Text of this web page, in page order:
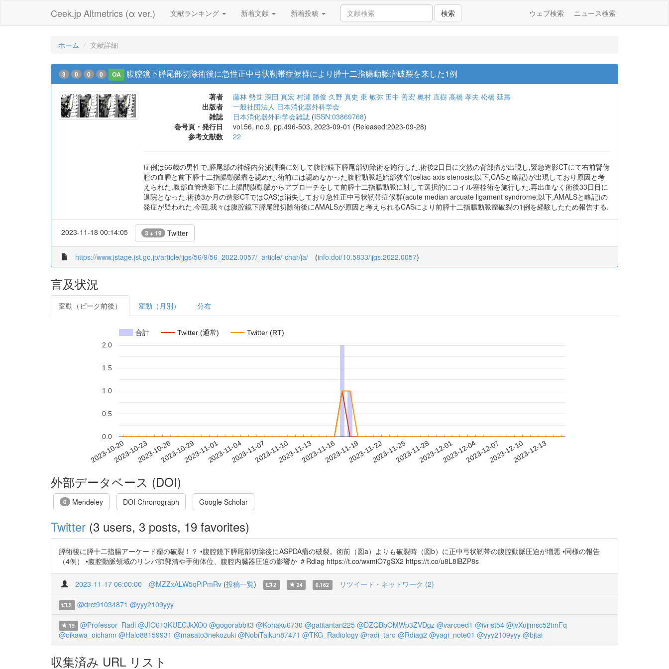
Ceek.jp Altmetrics (α ver.) 文献ランキング 新着文献 新着投稿 検索 ウェブ検索 ニュース検索
ホーム 文献詳細
3 0 0 0 OA 腹腔鏡下膵尾部切除術後に急性正中弓状靭帯症候群により膵十二指腸動脈瘤破裂を来した1例
著者 藤林 勢世 深田 真宏 村瀬 勝俊 久野 真史 東 敏弥 田中 善宏 奥村 直樹 高橋 孝夫 松橋 延壽
出版者
一般社団法人 日本消化器外科学会
雑誌
日本消化器外科学会雑誌 (ISSN:03869768)
巻号頁・発行日
vol.56, no.9, pp.496-503, 2023-09-01 (Released:2023-09-28)
参考文献数
22
症例は66歳の男性で,膵尾部の神経内分泌腫瘍に対して腹腔鏡下膵尾部切除術を施行した.術後2日目に突然の背部痛が出現し,緊急造影CTにて右前腎傍
腔の血腫と前下膵十二指腸動脈瘤を認めた.術前には認めなかった腹腔動脈起始部狭窄(celiac axis stenosis;以下,CASと略記)が出現しており原因と考
えられた.腹部血管造影下に上腸間膜動脈からアプローチをして前膵十二指腸動脈に対して選択的にコイル塞栓術を施行した.再出血なく術後33日目に
退院となった.術後3か月の造影CTではCASは消失しており急性正中弓状靭帯症候群(acute median arcuate ligament syndrome;以下,AMALSと略記)の
発症が疑われた.今回,我々は腹腔鏡下膵尾部切除術後にAMALSが原因と考えられるCASにより前膵十二指腸動脈瘤破裂の1例を経験したため報告する.
2023-11-18 00:14:05 3 + 19 Twitter
https://www.jstage.jst.go.jp/article/jjgs/56/9/56_2022.0057/_article/-char/ja/ (info:doi/10.5833/jjgs.2022.0057)
言及状況
変動（ピーク前後） 変動（月別） 分布
合計 Twitter (通常) Twitter (RT)
2023-10-202023-10-232023-10-262023-10-292023-11-012023-11-042023-11-072023-11-102023-11-132023-11-162023-11-192023-11-222023-11-252023-11-282023-12-012023-12-042023-12-072023-12-102023-12-13
0.0
0.5
1.0
1.5
2.0
外部データベース (DOI)
0 Mendeley DOI Chronograph Google Scholar
Twitter (3 users, 3 posts, 19 favorites)
膵術後に膵十二指腸アーケード瘤の破裂！？ •腹腔鏡下膵尾部切除後にASPDA瘤の破裂。術前（図a）よりも破裂時（図b）に正中弓状靭帯の腹腔動脈圧迫が増悪 •同様の報告
（4例） •腹腔動脈領域のリンパ節郭清や手術体位、腹腔内臓器圧迫の影響か ＃Rdiag https://t.co/wxmiO7gSX2 https://t.co/u8L8lBZP8s
2023-11-17 06:00:00 @MZZxALW5qPiPmRv (投稿一覧) 2 24 0.162 リツイート・ネットワーク (2)
2 @drct91034871 @yyy2109yyy
19 @Professor_Radi @JfO613KUECJkXO0 @gogorabbit3 @Kohaku6730 @gatitantan225 @DZQBbOMWp3ZVDgz @varcoed1 @ivrist54 @jvXujjmsc52tmFq
@oikawa_oichann @Halo88159931 @masato3nekozuki @NobiTaikun87471 @TKG_Radiology @radi_taro @Rdiag2 @yagi_note01 @yyy2109yyy @bjtai
収集済み URL リスト